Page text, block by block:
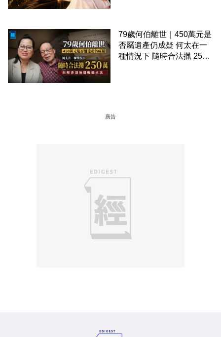
79歲何伯離世｜450萬元是
否屬遺產仍成疑 何太在一
種情況下 隨時合法擸 250
廣告